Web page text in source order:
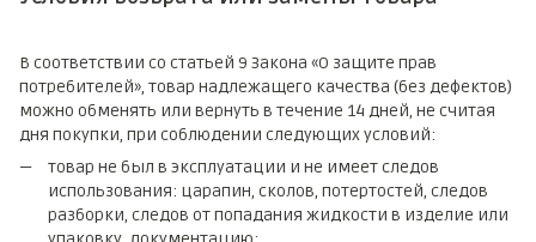
В соответствии со статьей 9 Закона «О защите прав
потребителей», товар надлежащего качества (без дефектов)
можно обменять или вернуть в течение 14 дней, не считая
дня покупки, при соблюдении следующих условий:
товар не был в эксплуатации и не имеет следов
использования: царапин, сколов, потертостей, следов
разборки, следов от попадания жидкости в изделие или